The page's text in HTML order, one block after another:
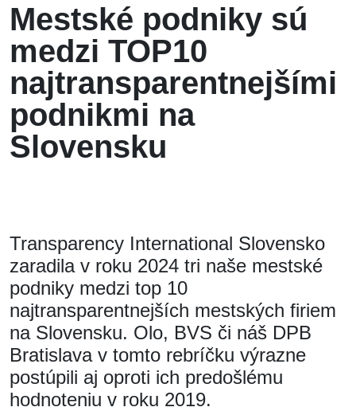
Mestské podniky sú
medzi TOP10
najtransparentnejšími
podnikmi na
Slovensku
Transparency International Slovensko
zaradila v roku 2024 tri naše mestské
podniky medzi top 10
najtransparentnejších mestských firiem
na Slovensku. Olo, BVS či náš DPB
Bratislava v tomto rebríčku výrazne
postúpili aj oproti ich predošlému
hodnoteniu v roku 2019.